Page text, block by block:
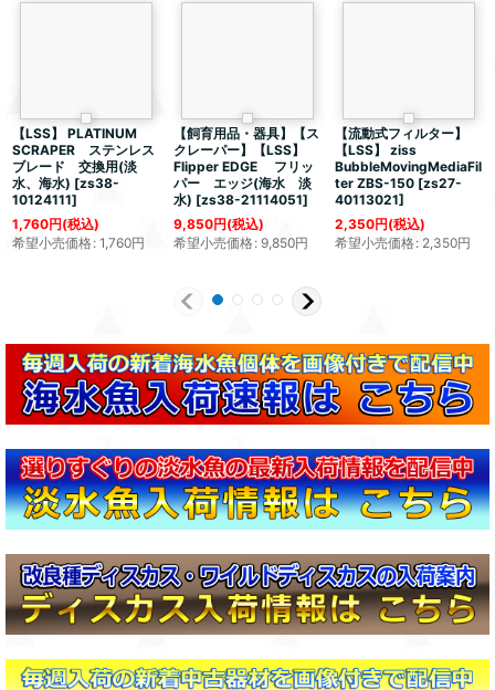
【LSS】 PLATINUM
SCRAPER ステンレス
ブレード 交換用(淡
水、海水) [zs38-
10124111]
1,760円(税込)
希望小売価格: 1,760円
【飼育用品・器具】【ス
クレーパー】【LSS】
Flipper EDGE フリッ
パー エッジ(海水 淡
水) [zs38-21114051]
9,850円(税込)
希望小売価格: 9,850円
【流動式フィルター】
【LSS】 ziss
BubbleMovingMediaFil
ter ZBS-150 [zs27-
40113021]
2,350円(税込)
希望小売価格: 2,350円